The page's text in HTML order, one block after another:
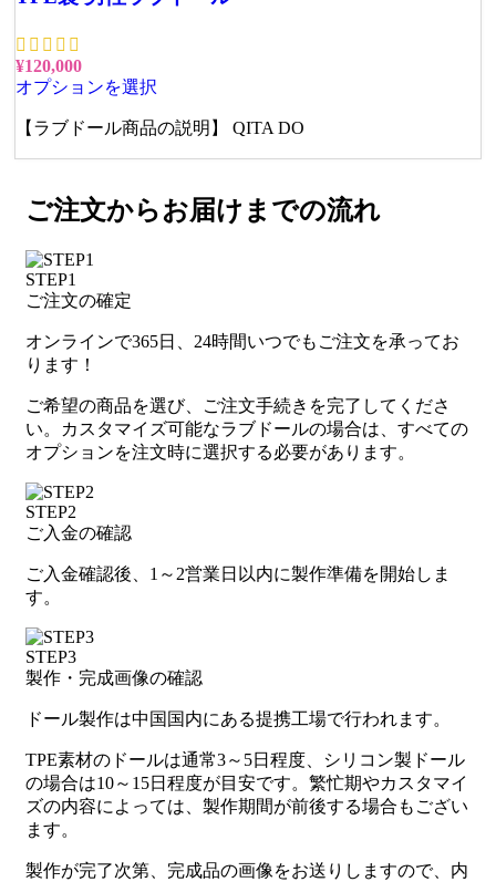
¥120,000
オプションを選択
【ラブドール商品の説明】 QITA DO
ご注文からお届けまでの流れ
STEP1
ご注文の確定
オンラインで365日、24時間いつでもご注文を承ってお
ります！
ご希望の商品を選び、ご注文手続きを完了してくださ
い。カスタマイズ可能なラブドールの場合は、すべての
オプションを注文時に選択する必要があります。
STEP2
ご入金の確認
ご入金確認後、1～2営業日以内に製作準備を開始しま
す。
STEP3
製作・完成画像の確認
ドール製作は中国国内にある提携工場で行われます。
TPE素材のドールは通常3～5日程度、シリコン製ドール
の場合は10～15日程度が目安です。繁忙期やカスタマイ
ズの内容によっては、製作期間が前後する場合もござい
ます。
製作が完了次第、完成品の画像をお送りしますので、内